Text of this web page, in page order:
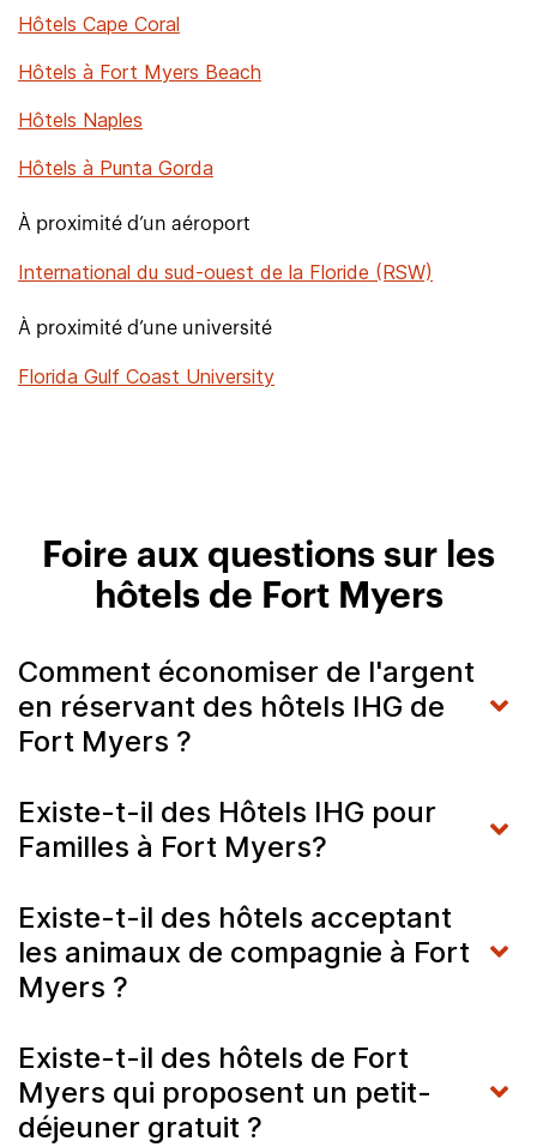
Hôtels Cape Coral
Hôtels à Fort Myers Beach
Hôtels Naples
Hôtels à Punta Gorda
À proximité d’un aéroport
International du sud-ouest de la Floride (RSW)
À proximité d’une université
Florida Gulf Coast University
Foire aux questions sur les
hôtels de Fort Myers
Comment économiser de l'argent
en réservant des hôtels IHG de
Fort Myers ?
Existe-t-il des Hôtels IHG pour
Familles à Fort Myers?
Existe-t-il des hôtels acceptant
les animaux de compagnie à Fort
Myers ?
Existe-t-il des hôtels de Fort
Myers qui proposent un petit-
déjeuner gratuit ?